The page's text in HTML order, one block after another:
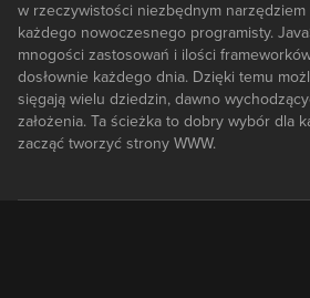
w rzeczywistości niezbędnym
każdego nowoczesnego programisty.
mnogości zastosowań i ilości
dosłownie każdego dnia. Dzięki temu
sięgają wielu dziedzin, dawno
założenia. Ta ścieżka to dobry wybór dla
zacząć tworzyć strony WWW.